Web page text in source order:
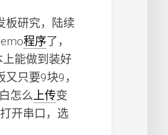
板研究，陆续
程序了，
能做到装好
只要9块9，
怎么上传变
开串口，选